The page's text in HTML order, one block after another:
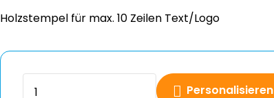
Holzstempel für max. 10 Zeilen Text/Logo
Personalisieren